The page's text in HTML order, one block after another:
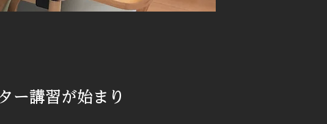
ー講習が始まり